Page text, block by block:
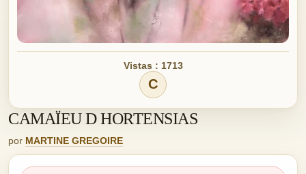
Vistas : 1713
C
CAMAÏEU D HORTENSIAS
por MARTINE GREGOIRE